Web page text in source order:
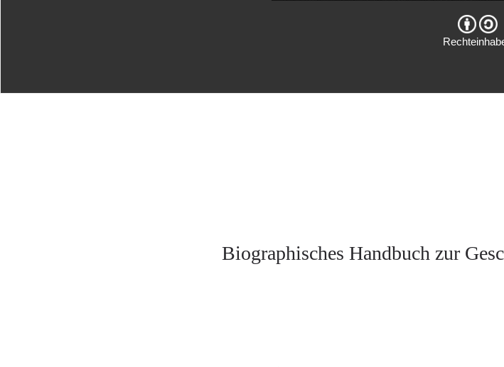
Biographisches Handbuch zur